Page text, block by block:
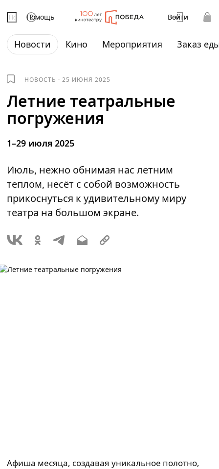
Помощь Войти
Новости Кино Мероприятия Заказ
НОВОСТЬ ·25 ИЮНЯ 2025
Летние театральные
погружения
1–29 июля 2025
Июль, нежно обнимая нас летним
теплом, несёт с собой возможность
прикоснуться к удивительному миру
театра на большом экране.
Афиша месяца, создавая уникальное полотно,